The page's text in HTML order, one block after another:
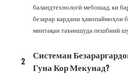
баландтехнологӣ мебошад, ки
безарар кардани ҳавопаймоҳои
минтақаи таъиншуда пешбинӣ
2
Системаи
Гуна Кор Мекунад?